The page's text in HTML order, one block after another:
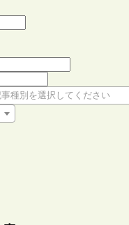
種別を選択してください
択してください